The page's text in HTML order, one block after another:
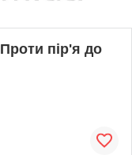
пір'я до